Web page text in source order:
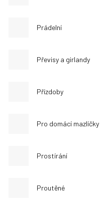
Prádelní
Převisy a girlandy
Přízdoby
Pro domácí mazlíčky
Prostírání
Proutěné